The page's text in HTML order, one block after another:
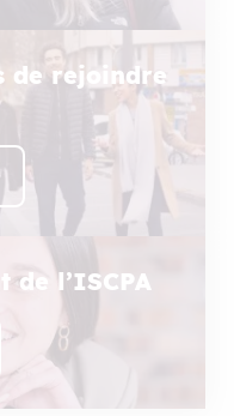
de rejoindre
de l’ISCPA